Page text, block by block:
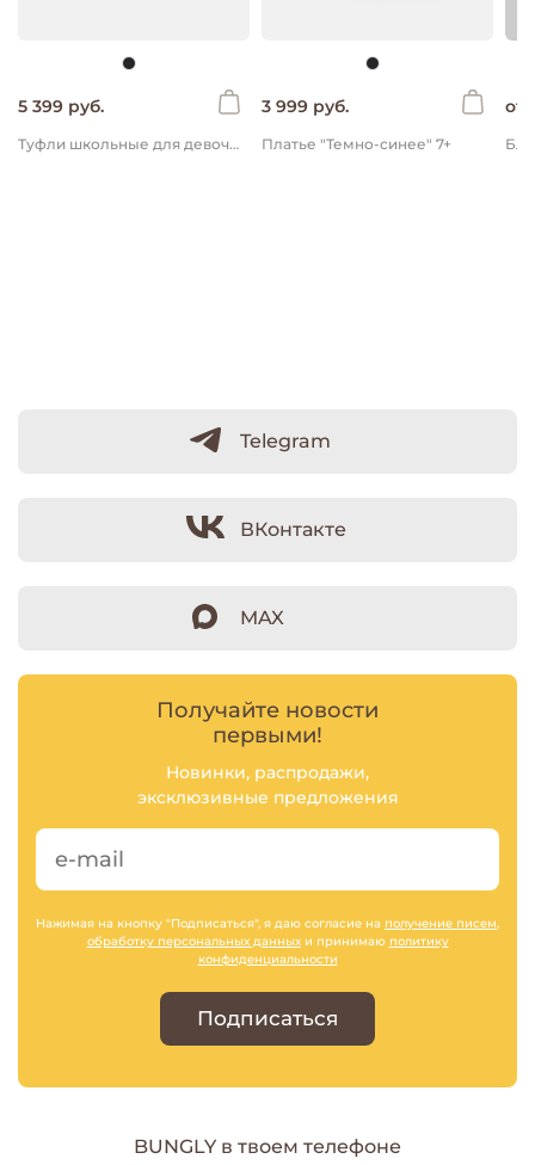
5 399 руб.
Туфли школьные для девочки "Черные" 7+
3 999 руб.
Платье "Темно-синее" 7+
от
Telegram
ВКонтакте
MAX
Получайте новости
первыми!
Новинки, распродажи,
эксклюзивные предложения
Нажимая на кнопку "Подписаться", я даю согласие на получение писем,
обработку персональных данныхи принимаю политику
конфиденциальности
Подписаться
BUNGLY в твоем телефоне